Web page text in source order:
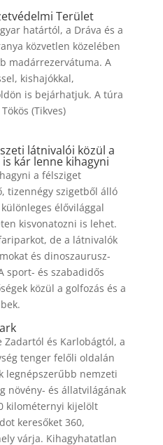
Terület
határtól, a Dráva és a
közvetlen közelében
madárrezervátuma. A
kishajókkal,
is bejárhatjuk. A túra
(Tikves)
látnivalói közül a
kár lenne kihagyni
a félsziget
tizennégy szigetből álló
élővilággal
kisvonatozni is lehet.
de a látnivalók
és dinoszaurusz-
sport- és szabadidős
közül a golfozás és a
és Karlobágtól, a
tenger felőli oldalán
legnépszerűbb nemzeti
növény- és állatvilágának
kilométernyi kijelölt
keresőket 360,
várja. Kihagyhatatlan